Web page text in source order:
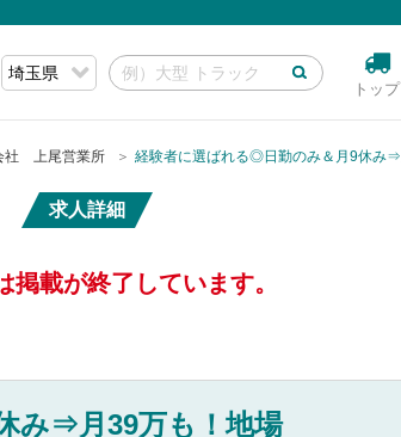
トップ
社 上尾営業所 経験者に選ばれる◎日勤のみ＆月9休み
求人詳細
掲載が終了しています。
み⇒月39万も！地場